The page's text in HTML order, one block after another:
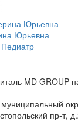
Юрьевна
Педиатр
MD GROUP
пр-т,